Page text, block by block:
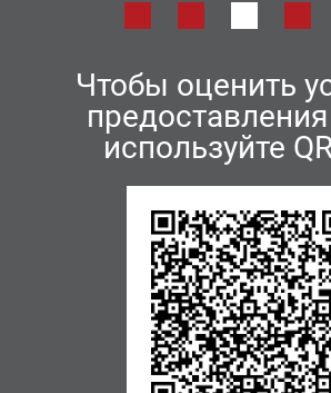
Чтобы оценить
предоставления
используйте